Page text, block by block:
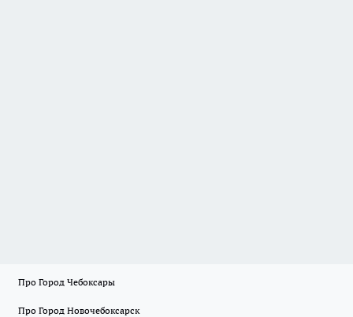
Про Город Чебоксары
Про Город Новочебоксарск